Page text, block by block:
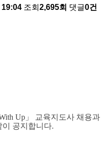
19:04 조회 2,695회 댓글0건
With Up」 교육지도사 채용과
이 공지합니다.